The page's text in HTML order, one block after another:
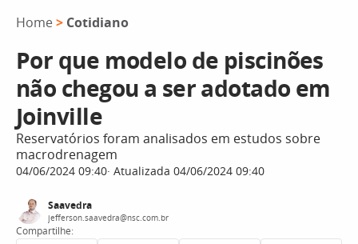
Home > Cotidiano
Por que modelo de piscinões
não chegou a ser adotado em
Joinville
Reservatórios foram analisados em estudos sobre
macrodrenagem
04/06/2024 09:40 Atualizada 04/06/2024 09:40
Saavedra
jefferson.saavedra@nsc.com.br
Compartilhe: